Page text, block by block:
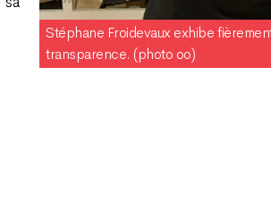
Stéphane Froidevaux exhibe
transparence. (photo oo)